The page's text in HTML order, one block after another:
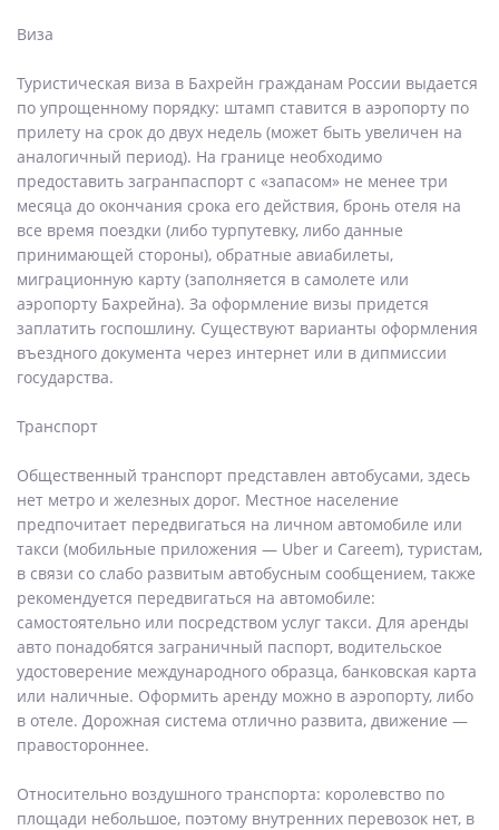
Виза
Туристическая виза в Бахрейн гражданам России выдается
по упрощенному порядку: штамп ставится в аэропорту по
прилету на срок до двух недель (может быть увеличен на
аналогичный период). На границе необходимо
предоставить загранпаспорт с «запасом» не менее три
месяца до окончания срока его действия, бронь отеля на
все время поездки (либо турпутевку, либо данные
принимающей стороны), обратные авиабилеты,
миграционную карту (заполняется в самолете или
аэропорту Бахрейна). За оформление визы придется
заплатить госпошлину. Существуют варианты оформления
въездного документа через интернет или в дипмиссии
государства.
Транспорт
Общественный транспорт представлен автобусами, здесь
нет метро и железных дорог. Местное население
предпочитает передвигаться на личном автомобиле или
такси (мобильные приложения — Uber и Careem), туристам,
в связи со слабо развитым автобусным сообщением, также
рекомендуется передвигаться на автомобиле:
самостоятельно или посредством услуг такси. Для аренды
авто понадобятся заграничный паспорт, водительское
удостоверение международного образца, банковская карта
или наличные. Оформить аренду можно в аэропорту, либо
в отеле. Дорожная система отлично развита, движение —
правостороннее.
Относительно воздушного транспорта: королевство по
площади небольшое, поэтому внутренних перевозок нет, в